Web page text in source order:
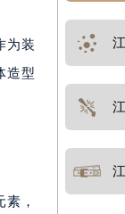
为装
造型
，